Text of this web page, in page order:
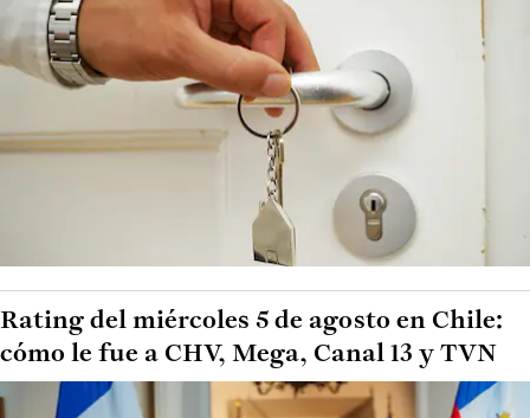
Rating del miércoles 5 de agosto en Chile:
cómo le fue a CHV, Mega, Canal 13 y TVN